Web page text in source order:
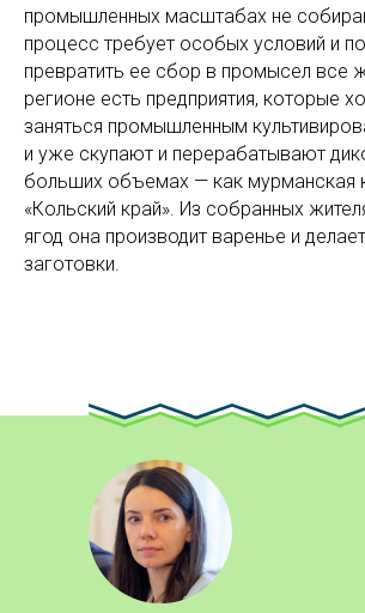
промышленных масштабах не
процесс требует особых условий и
превратить ее сбор в промысел все
регионе есть предприятия, которые
заняться промышленным
и уже скупают и перерабатывают
больших объемах — как мурманская
«Кольский край». Из собранных
ягод она производит варенье и
заготовки.